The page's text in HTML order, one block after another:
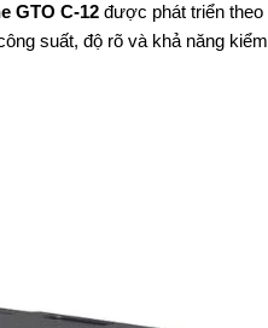
GTO C-12 được phát triển theo
suất, độ rõ và khả năng kiểm